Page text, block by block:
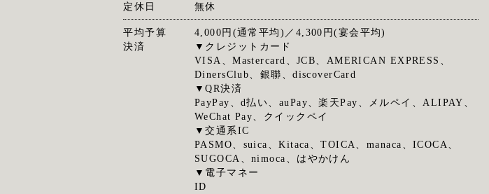
定休日
無休
平均予算
4,000円(通常平均)／4,300円(宴会平均)
決済
▼クレジットカード
VISA、Mastercard、JCB、AMERICAN EXPRESS、
DinersClub、銀聯、discoverCard
▼QR決済
PayPay、d払い、auPay、楽天Pay、メルペイ、ALIPAY、
WeChat Pay、クイックペイ
▼交通系IC
PASMO、suica、Kitaca、TOICA、manaca、ICOCA、
SUGOCA、nimoca、はやかけん
▼電子マネー
ID